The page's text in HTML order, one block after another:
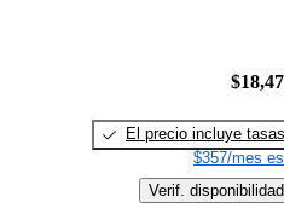
El precio incluye tasas
$357/mes
Verif. disponibilidad